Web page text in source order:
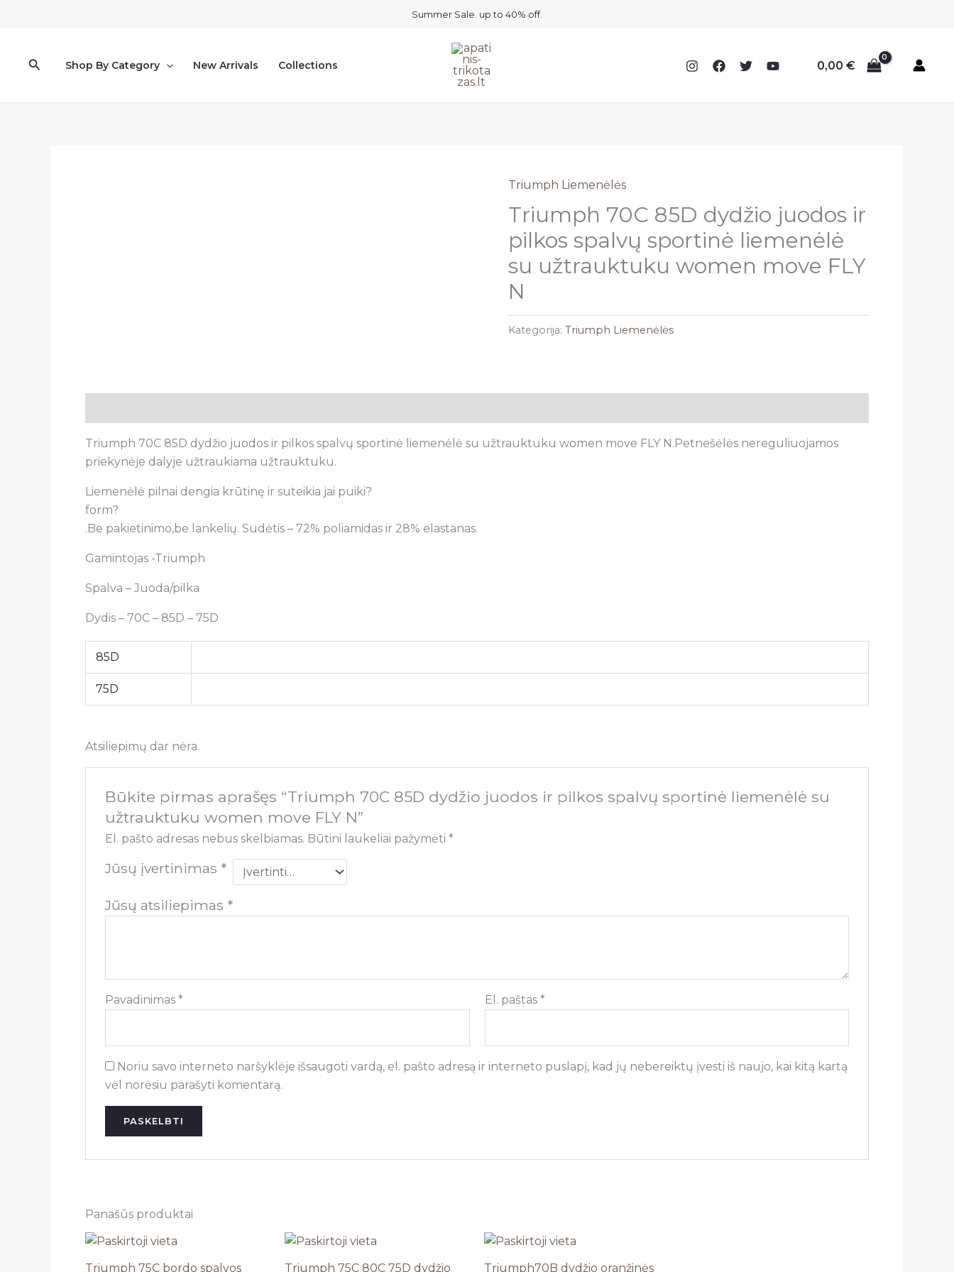
Summer Sale. up to 40% off.
PaieškaShop By Category New Arrivals Collections 0,00 €
Triumph Liemenėlės
Triumph 70C 85D dydžio juodos ir
pilkos spalvų sportinė liemenėlė
su užtrauktuku women move FLY
N
Kategorija:Triumph Liemenėlės
Triumph 70C 85D dydžio juodos ir pilkos spalvų sportinė liemenėlė su užtrauktuku women move FLY N.Petnešėlės nereguliuojamos
priekynėje dalyje užtraukiama užtrauktuku.
Liemenėlė pilnai dengia krūtinę ir suteikia jai puiki?
form?
.Be pakietinimo,be lankelių. Sudėtis – 72% poliamidas ir 28% elastanas.
Gamintojas -Triumph
Spalva – Juoda/pilka
Dydis – 70C – 85D – 75D
85D
75D
Atsiliepimų dar nėra.
Būkite pirmas aprašęs “Triumph 70C 85D dydžio juodos ir pilkos spalvų sportinė liemenėlė su
užtrauktuku women move FLY N”
El. pašto adresas nebus skelbiamas. Būtini laukeliai pažymėti *
Jūsų įvertinimas *
Jūsų atsiliepimas *
Pavadinimas * El. paštas *
Noriu savo interneto naršyklėje išsaugoti vardą, el. pašto adresą ir interneto puslapį, kad jų nebereiktų įvesti iš naujo, kai kitą kartą
vėl norėsiu parašyti komentarą.
Panašūs produktai
Triumph 75C bordo spalvos Triumph 75C 80C 75D dydžio Triumph70B dydžio oranžinės